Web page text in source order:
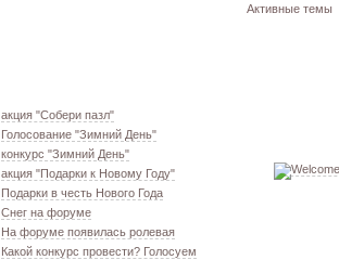
Активные темы
акция "Собери пазл"
Голосование "Зимний День"
конкурс "Зимний День"
акция "Подарки к Новому Году"
Подарки в честь Нового Года
Снег на форуме
На форуме появилась ролевая
Какой конкурс провести? Голосуем